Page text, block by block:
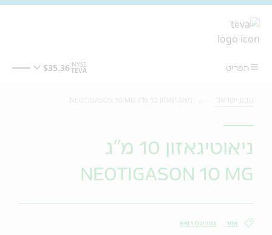
ניאוטיגאזון 10 מ"ג
NEOTIGASON 10 MG
אחר במרשם רופא